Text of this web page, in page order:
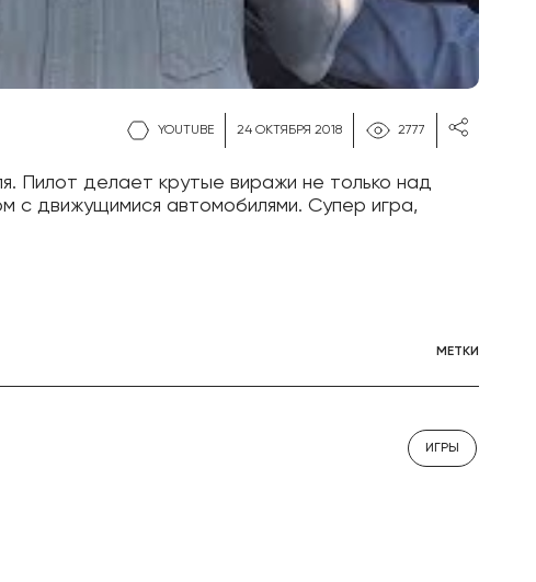
YOUTUBE 24 ОКТЯБРЯ 2018 2777
Пилот делает крутые виражи не только над
с движущимися автомобилями. Супер игра,
МЕТКИ
ИГРЫ